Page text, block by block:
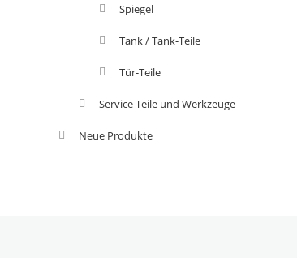
Spiegel
Tank / Tank-Teile
Tür-Teile
Service Teile und Werkzeuge
Neue Produkte